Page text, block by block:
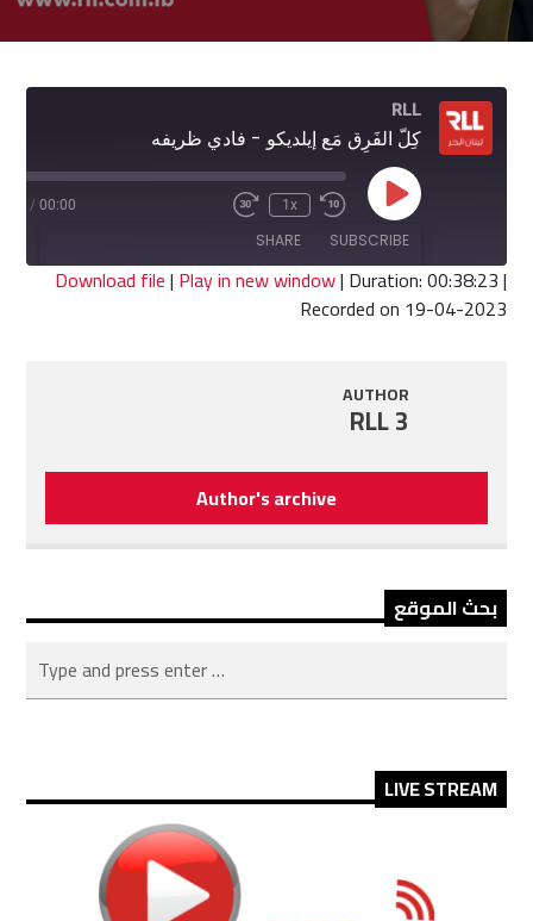
RLL
كِلّ الفَرِق مَع إيلديكو - فادي ظريفه
Play
Episode
Rewind
10
Seconds
1x
Fast
seconds
00:00
/
SUBSCRIBE
SHARE
SHARE
Download file| Play in new window| Duration: 00:38:23|
Recorded on 19-04-2023
AUTHOR
RLL 3
Author's archive
بحث الموقع
LIVE STREAM